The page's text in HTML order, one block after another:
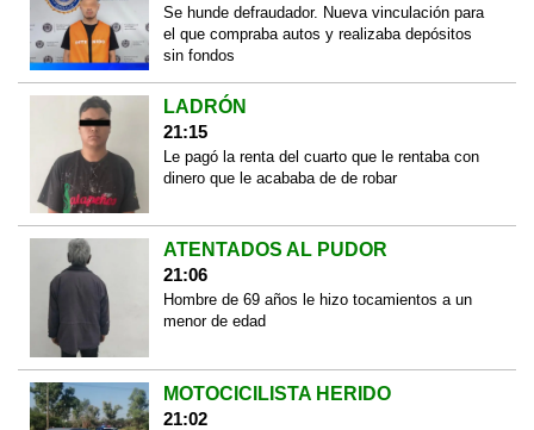
Se hunde defraudador. Nueva vinculación para
el que compraba autos y realizaba depósitos
sin fondos
LADRÓN
21:15
Le pagó la renta del cuarto que le rentaba con
dinero que le acababa de de robar
ATENTADOS AL PUDOR
21:06
Hombre de 69 años le hizo tocamientos a un
menor de edad
MOTOCICILISTA HERIDO
21:02